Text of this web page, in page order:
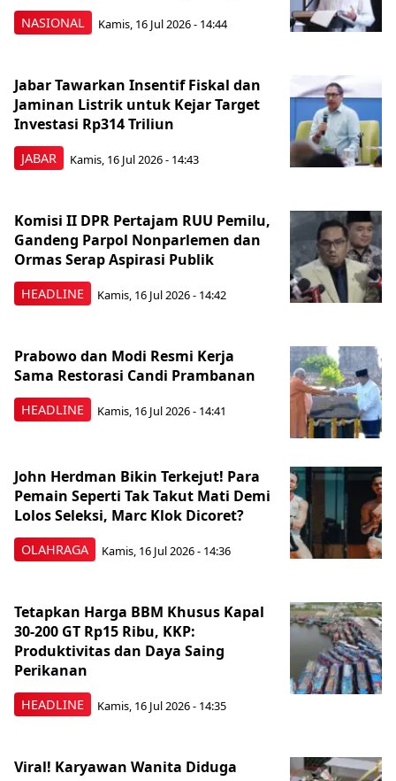
NASIONAL Kamis, 16 Jul 2026 - 14:44
JABAR
Jabar Tawarkan Insentif Fiskal dan
Jaminan Listrik untuk Kejar Target
Investasi Rp314 Triliun
Kamis, 16 Jul 2026 - 14:43
HEADLINE
Komisi II DPR Pertajam RUU Pemilu,
Gandeng Parpol Nonparlemen dan
Ormas Serap Aspirasi Publik
Kamis, 16 Jul 2026 - 14:42
HEADLINE
Prabowo dan Modi Resmi Kerja
Sama Restorasi Candi Prambanan
Kamis, 16 Jul 2026 - 14:41
OLAHRAGA
John Herdman Bikin Terkejut! Para
Pemain Seperti Tak Takut Mati Demi
Lolos Seleksi, Marc Klok Dicoret?
Kamis, 16 Jul 2026 - 14:36
HEADLINE
Tetapkan Harga BBM Khusus Kapal
30-200 GT Rp15 Ribu, KKP:
Produktivitas dan Daya Saing
Perikanan
Kamis, 16 Jul 2026 - 14:35
Viral! Karyawan Wanita Diduga